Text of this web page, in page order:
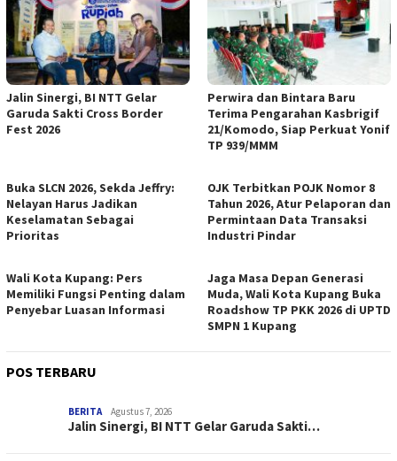
Jalin Sinergi, BI NTT Gelar
Garuda Sakti Cross Border
Fest 2026
Perwira dan Bintara Baru
Terima Pengarahan Kasbrigif
21/Komodo, Siap Perkuat Yonif
TP 939/MMM
Buka SLCN 2026, Sekda Jeffry:
Nelayan Harus Jadikan
Keselamatan Sebagai
Prioritas
OJK Terbitkan POJK Nomor 8
Tahun 2026, Atur Pelaporan dan
Permintaan Data Transaksi
Industri Pindar
Wali Kota Kupang: Pers
Memiliki Fungsi Penting dalam
Penyebar Luasan Informasi
Jaga Masa Depan Generasi
Muda, Wali Kota Kupang Buka
Roadshow TP PKK 2026 di UPTD
SMPN 1 Kupang
POS TERBARU
BERITA Agustus 7, 2026
Jalin Sinergi, BI NTT Gelar Garuda Sakti…